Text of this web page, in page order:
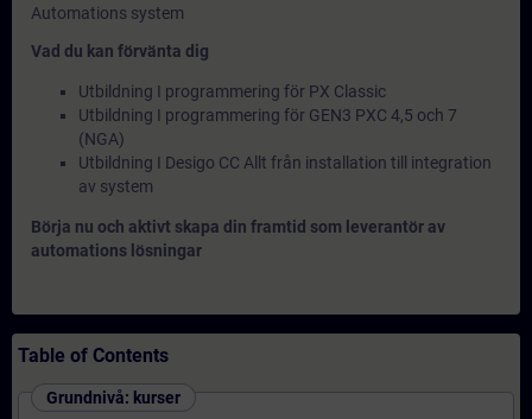
Automations system
Vad du kan förvänta dig
Utbildning I programmering för PX Classic
Utbildning I programmering för GEN3 PXC 4,5 och 7
(NGA)
Utbildning I Desigo CC Allt från installation till integration
av system
Börja nu och aktivt skapa din framtid som leverantör av
automations lösningar
Table of Contents
Grundnivå: kurser